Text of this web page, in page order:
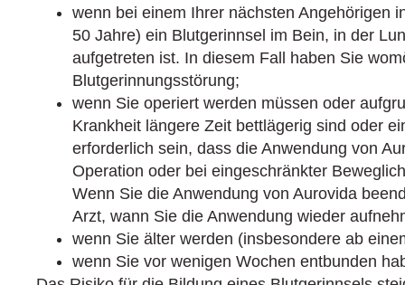
wenn bei einem Ihrer nächsten Angehörigen
50 Jahre) ein Blutgerinnsel im Bein, in der
aufgetreten ist. In diesem Fall haben Sie
Blutgerinnungsstörung;
wenn Sie operiert werden müssen oder
Krankheit längere Zeit bettlägerig sind oder
erforderlich sein, dass die Anwendung von
Operation oder bei eingeschränkter
Wenn Sie die Anwendung von Aurovida
Arzt, wann Sie die Anwendung wieder
wenn Sie älter werden (insbesondere ab
wenn Sie vor wenigen Wochen entbunden